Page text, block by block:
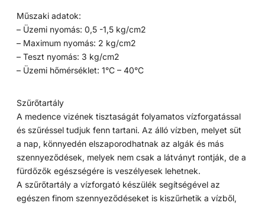
Műszaki adatok:
– Üzemi nyomás: 0,5 -1,5 kg/cm2
– Maximum nyomás: 2 kg/cm2
– Teszt nyomás: 3 kg/cm2
– Üzemi hőmérséklet: 1°C – 40°C
Szűrőtartály
A medence vizének tisztaságát folyamatos vízforgatással
és szűréssel tudjuk fenn tartani. Az álló vízben, melyet süt
a nap, könnyedén elszaporodhatnak az algák és más
szennyeződések, melyek nem csak a látványt rontják, de a
fürdőzők egészségére is veszélyesek lehetnek.
A szűrőtartály a vízforgató készülék segítségével az
egészen finom szennyeződéseket is kiszűrhetik a vízből,